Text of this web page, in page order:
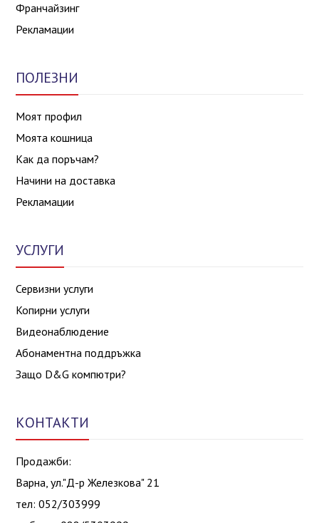
Франчайзинг
Рекламации
ПОЛЕЗНИ
Моят профил
Моята кошница
Как да поръчам?
Начини на доставка
Рекламации
УСЛУГИ
Сервизни услуги
Копирни услуги
Видеонаблюдение
Абонаментна поддръжка
Защо D&G компютри?
КОНТАКТИ
Продажби:
Варна, ул."Д-р Железкова" 21
тел: 052/303999